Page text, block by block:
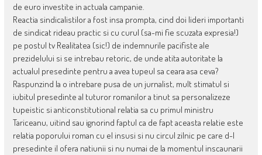
de euro investite in actuala campanie.
Reactia sindicalistilor a fost insa prompta, cind doi lideri importanti
de sindicat rideau practic si cu curul (sa-mi fie scuzata expresia!)
pe postul tv Realitatea (sic!) de indemnurile pacifiste ale
prezidelului si se intrebau retoric, de unde atita autoritate la
actualul presedinte pentru a avea tupeul sa ceara asa ceva?
Raspunzind la o intrebare pusa de un jurnalist, mult stimatul si
iubitul presedinte al tuturor romanilor a tinut sa personalizeze
tupeistic si anticonstitutional relatia sa cu primul ministru
Tariceanu, uitind sau ignorind faptul ca de fapt aceasta relatie este
relatia poporului roman cu el insusi si nu circul zilnic pe care d-l
presedinte il ofera natiunii si nu numai de la momentul inscaunarii